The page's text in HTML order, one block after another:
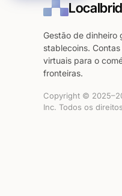
Gestão de dinheiro
stablecoins.
virtuais para o
fronteiras.
Copyright ©
Inc. Todos os